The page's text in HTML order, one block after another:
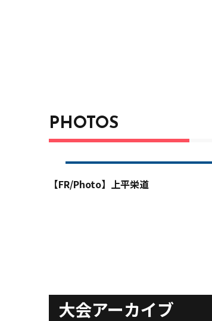
PHOTOS
【FR/Photo】上平栄道
大会アーカイブ